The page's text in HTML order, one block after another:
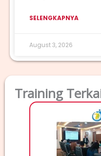
SELENGKAPNYA
August 3, 2026
Training